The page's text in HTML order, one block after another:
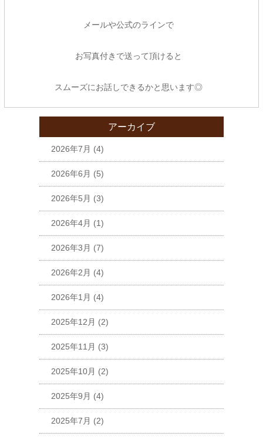
メールや公式のラインで
お写真付きで送って頂けると
スムーズにお話しできるかと思います◎
アーカイブ
2026年7月 (4)
2026年6月 (5)
2026年5月 (3)
2026年4月 (1)
2026年3月 (7)
2026年2月 (4)
2026年1月 (4)
2025年12月 (2)
2025年11月 (3)
2025年10月 (2)
2025年9月 (4)
2025年7月 (2)